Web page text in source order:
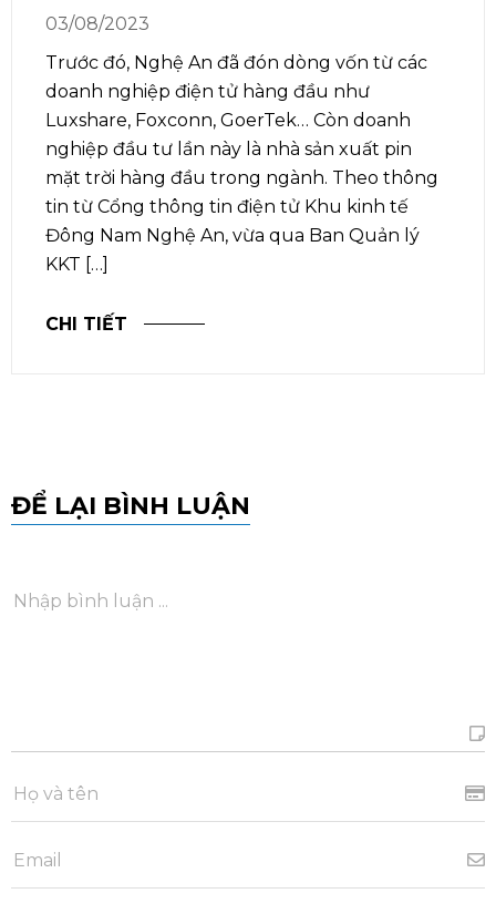
03/08/2023
Trước đó, Nghệ An đã đón dòng vốn từ các
doanh nghiệp điện tử hàng đầu như
Luxshare, Foxconn, GoerTek… Còn doanh
nghiệp đầu tư lần này là nhà sản xuất pin
mặt trời hàng đầu trong ngành. Theo thông
tin từ Cổng thông tin điện tử Khu kinh tế
Đông Nam Nghệ An, vừa qua Ban Quản lý
KKT […]
CHI TIẾT
ĐỂ LẠI BÌNH LUẬN